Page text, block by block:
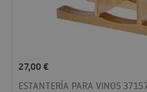
27,00€
ESTANTERÍA PARA VINOS